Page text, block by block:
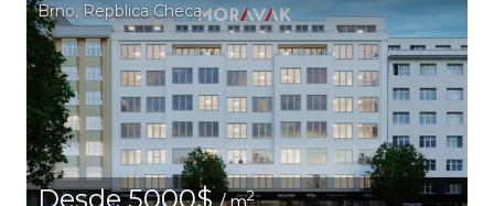
Brno, Repblica Checa
Desde 5000$/ m2